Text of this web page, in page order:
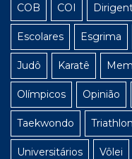
COB COI
Escolares Esgrima
Judô Karatê
Olímpicos Opinião
Taekwondo Triathlon
Universitários Vôlei